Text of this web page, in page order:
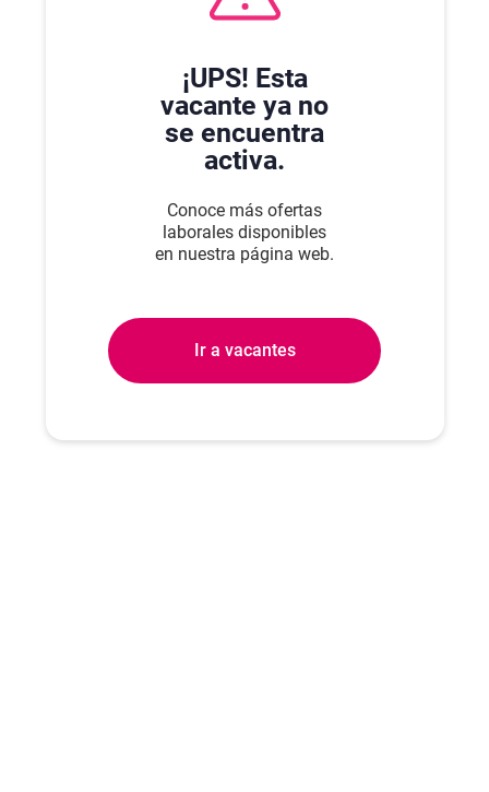
¡UPS! Esta
vacante ya no
se encuentra
activa.
Conoce más ofertas
laborales disponibles
en nuestra página web.
Ir a vacantes